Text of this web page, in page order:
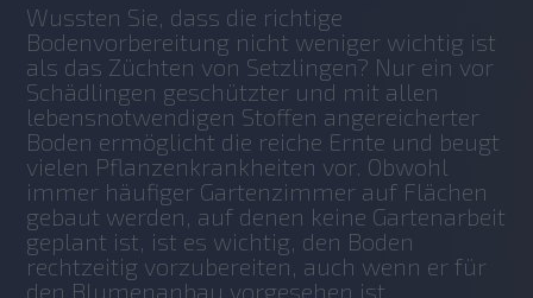
Wussten Sie, dass die richtige
Bodenvorbereitung nicht weniger wichtig ist
als das Züchten von Setzlingen? Nur ein vor
Schädlingen geschützter und mit allen
lebensnotwendigen Stoffen angereicherter
Boden ermöglicht die reiche Ernte und beugt
vielen Pflanzenkrankheiten vor. Obwohl
immer häufiger Gartenzimmer auf Flächen
gebaut werden, auf denen keine Gartenarbeit
geplant ist, ist es wichtig, den Boden
rechtzeitig vorzubereiten, auch wenn er für
den Blumenanbau vorgesehen ist.